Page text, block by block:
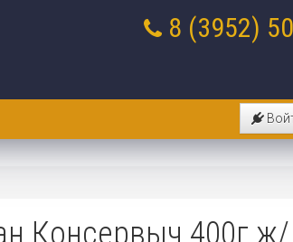
8 (3952)
Консервыч 400г ж/